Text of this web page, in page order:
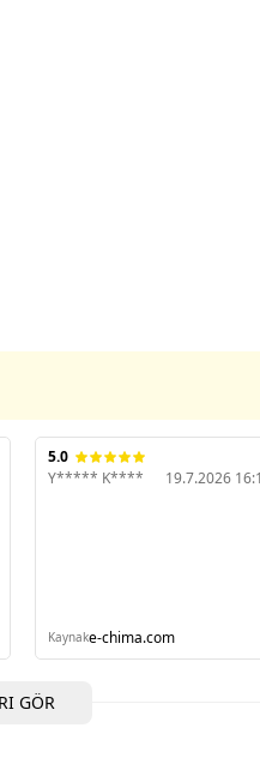
5.0
Y***** K****
19.7.2026
Kaynake-chima.com
GÖR